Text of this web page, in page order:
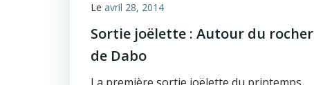
Le avril 28, 2014
Sortie joëlette : Autour du rocher
de Dabo